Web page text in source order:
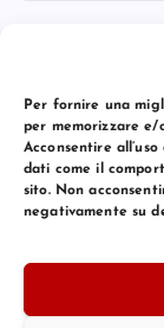
Per fornire una
per memorizzare e/
Acconsentire
dati come il
sito. Non
negativamente su